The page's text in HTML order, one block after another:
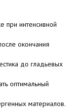
интенсивной
окончания
до гладьевых
оптимальный
материалов.